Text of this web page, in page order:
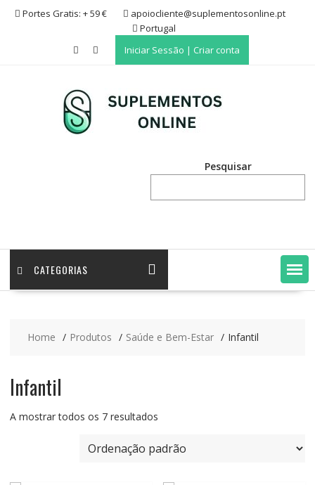
Skip Portes Gratis: + 59 €
apoiocliente@suplementosonline.pt
Portugal
Iniciar Sessão | Criar conta
Pesquisar
CATEGORIAS
Home Produtos Saúde e Bem-Estar Infantil
Infantil
A mostrar todos os 7 resultados